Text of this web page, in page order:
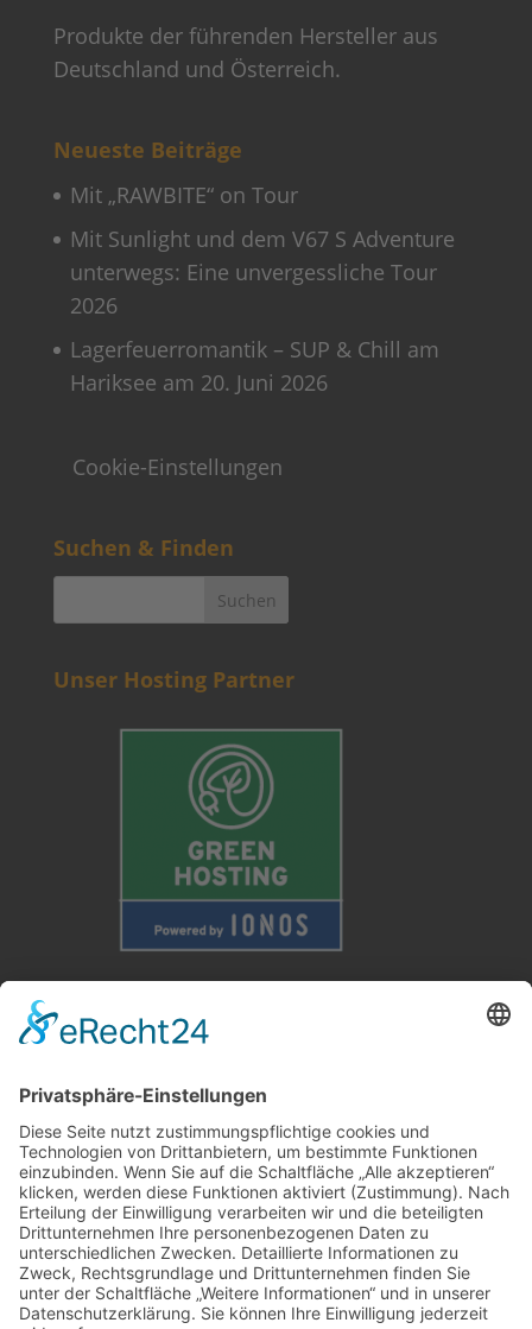
Produkte der führenden Hersteller aus
Deutschland und Österreich.
Neueste Beiträge
Mit „RAWBITE“ on Tour
Mit Sunlight und dem V67 S Adventure
unterwegs: Eine unvergessliche Tour
2026
Lagerfeuerromantik – SUP & Chill am
Hariksee am 20. Juni 2026
Cookie-Einstellungen
Suchen & Finden
Unser Hosting Partner
Weitere Informationen
Kontakt
Newsletter
FAQ
Schlagworte
Datenschutz
Impressum